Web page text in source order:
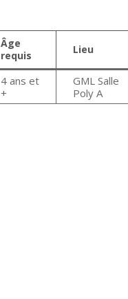
Âge
requis
Lieu
4 ans et
+
GML Salle
Poly A